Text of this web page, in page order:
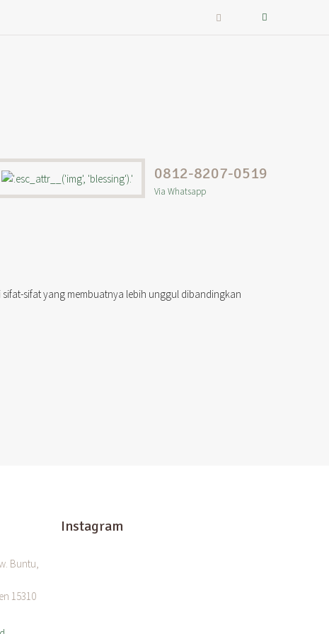
0812-8207-0519
Via Whatsapp
sifat yang membuatnya lebih unggul dibandingkan
Buntu,
15310
Instagram